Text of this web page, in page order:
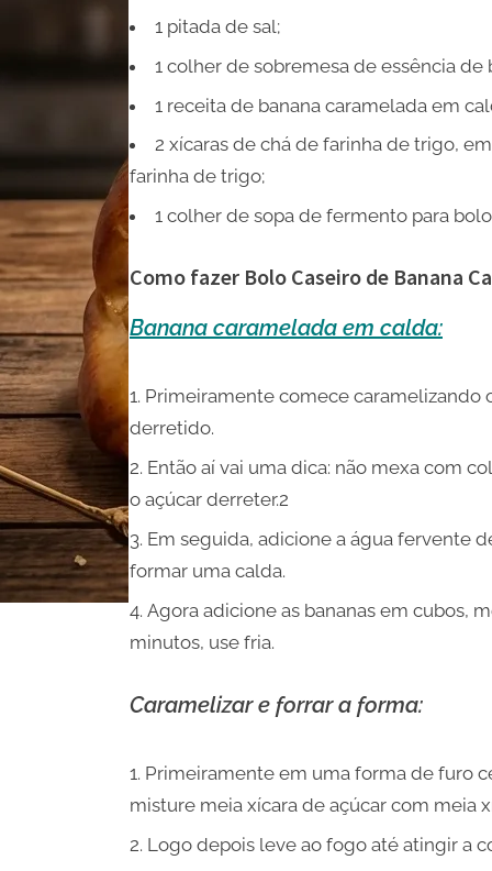
1 pitada de sal;
1 colher de sobremesa de essência de
1 receita de banana caramelada em
2 xícaras de chá de farinha de trigo,
farinha de trigo;
1 colher de sopa de fermento para
Como fazer Bolo Caseiro de Banana
Banana caramelada em calda:
Primeiramente comece caramelizando
derretido.
Então aí vai uma dica: não mexa com
o açúcar derreter.2
Em seguida, adicione a água fervente
formar uma calda.
Agora adicione as bananas em cubos,
minutos, use fria.
Caramelizar e forrar a forma:
Primeiramente em uma forma de furo
misture meia xícara de açúcar com meia
Logo depois leve ao fogo até atingir a